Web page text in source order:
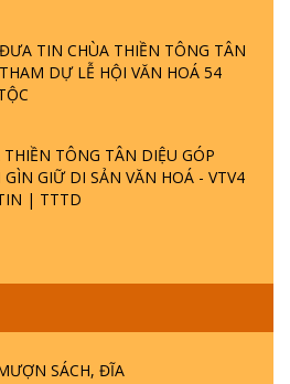
TIN CHÙA THIỀN TÔNG TÂN
DỰ LỄ HỘI VĂN HOÁ 54
THIỀN TÔNG TÂN DIỆU GÓP
GÌN GIỮ DI SẢN VĂN HOÁ - VTV4
| TTTD
SÁCH, ĐĨA
TỬ VÌ ĐẠO